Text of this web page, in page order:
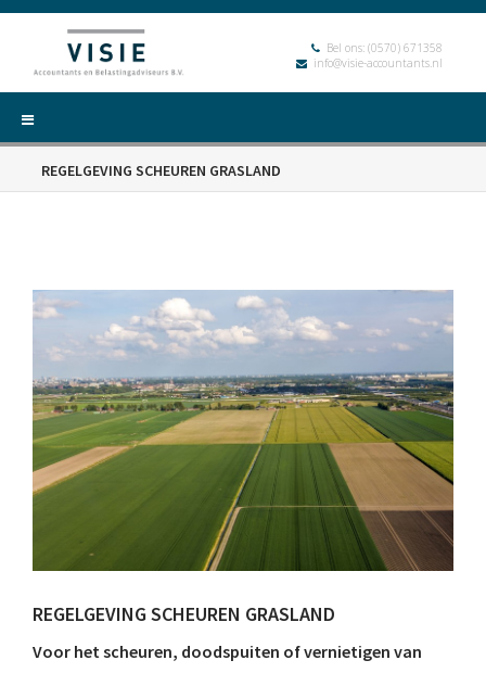
Bel ons: (0570) 671358
info@visie-accountants.nl
REGELGEVING SCHEUREN GRASLAND
REGELGEVING SCHEUREN GRASLAND
Voor het scheuren, doodspuiten of vernietigen van